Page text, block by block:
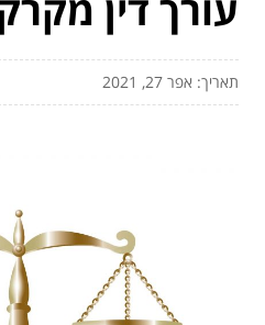
תאריך: אפר 27, 2021